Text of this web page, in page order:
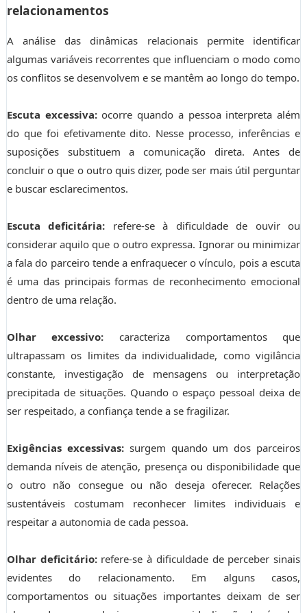
relacionamentos
A análise das dinâmicas relacionais permite identificar
algumas variáveis recorrentes que influenciam o modo como
os conflitos se desenvolvem e se mantêm ao longo do tempo.
Escuta excessiva:ocorre quando a pessoa interpreta além
do que foi efetivamente dito. Nesse processo, inferências e
suposições substituem a comunicação direta. Antes de
concluir o que o outro quis dizer, pode ser mais útil perguntar
e buscar esclarecimentos.
Escuta deficitária: refere-se à dificuldade de ouvir ou
considerar aquilo que o outro expressa. Ignorar ou minimizar
a fala do parceiro tende a enfraquecer o vínculo, pois a escuta
é uma das principais formas de reconhecimento emocional
dentro de uma relação.
Olhar excessivo: caracteriza comportamentos que
ultrapassam os limites da individualidade, como vigilância
constante, investigação de mensagens ou interpretação
precipitada de situações. Quando o espaço pessoal deixa de
ser respeitado, a confiança tende a se fragilizar.
Exigências excessivas:surgem quando um dos parceiros
demanda níveis de atenção, presença ou disponibilidade que
o outro não consegue ou não deseja oferecer. Relações
sustentáveis costumam reconhecer limites individuais e
respeitar a autonomia de cada pessoa.
Olhar deficitário:refere-se à dificuldade de perceber sinais
evidentes do relacionamento. Em alguns casos,
comportamentos ou situações importantes deixam de ser